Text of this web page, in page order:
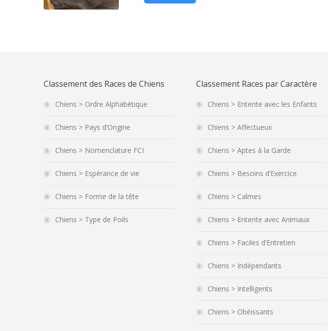
Classement des Races de Chiens
Chiens > Ordre Alphabétique
Chiens > Pays d’Origine
Chiens > Nomenclature FCI
Chiens > Espérance de vie
Chiens > Forme de la tête
Chiens > Type de Poils
Classement Races par Caractère
Chiens > Entente avec les Enfants
Chiens > Affectueux
Chiens > Aptes à la Garde
Chiens > Besoins d’Exercice
Chiens > Calmes
Chiens > Entente avec Animaux
Chiens > Faciles d’Entretien
Chiens > Indépendants
Chiens > Intelligents
Chiens > Obéissants